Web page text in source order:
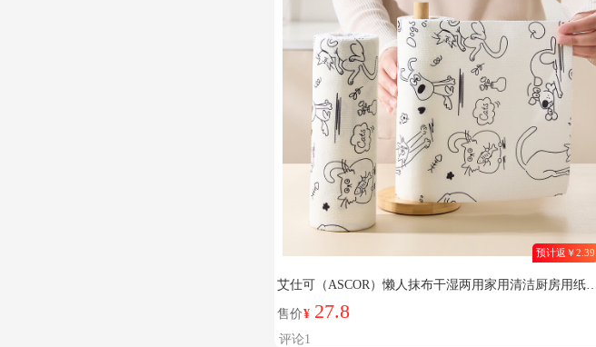
预计返￥2.39
艾仕可（ASCOR）懒人抹布干湿两用家用清洁厨房用纸专
用一次性洗碗布吸水不易沾油 【1卷20张】25x25cm（加厚
售价¥ 27.8
评论1